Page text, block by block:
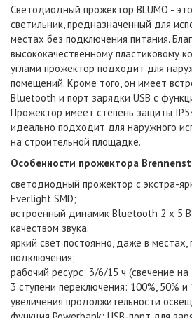
Светодиодный прожектор BLUMO -
светильник, предназначенный для
местах без подключения питания.
высококачественному пластиковому
углами прожектор подходит для
помещений. Кроме того, он имеет
Bluetooth и порт зарядки USB с
Прожектор имеет степень защиты
идеально подходит для наружного
на строительной площадке.
Особенности прожектора
светодиодный прожектор с экстра-
Everlight SMD;
встроенный динамик Bluetooth 2 x 5
качеством звука.
яркий свет постоянно, даже в местах,
подключения;
рабочий ресурс: 3/6/15 ч (свечение
3 ступени переключения: 100%, 50% и
увеличения продолжительности